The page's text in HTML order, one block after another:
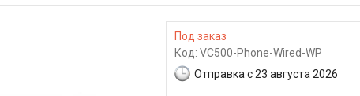
Под заказ
Код: VC500-Phone-Wired-WP
Отправка с 23 августа 2026